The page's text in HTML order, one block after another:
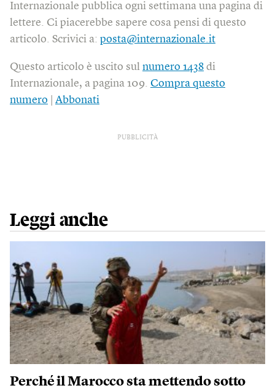
Internazionale pubblica ogni settimana una pagina di
lettere. Ci piacerebbe sapere cosa pensi di questo
articolo. Scrivici a: posta@internazionale.it
Questo articolo è uscito sul numero 1438 di
Internazionale, a pagina 109. Compra questo
numero
Abbonati
PUBBLICITÀ
Leggi anche
Perché il Marocco sta mettendo sotto